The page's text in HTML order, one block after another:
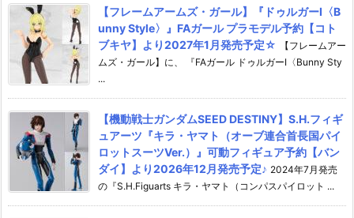
【フレームアームズ・ガール】『ドゥルガーI〈B
unny Style〉』FAガール プラモデル予約【コト
ブキヤ】より2027年1月発売予定☆
【フレームアー
ムズ・ガール】に、 『FAガール ドゥルガーI〈Bunny Sty
...
【機動戦士ガンダムSEED DESTINY】S.H.フィギ
ュアーツ『キラ・ヤマト（オーブ連合首長国パイ
ロットスーツVer.）』可動フィギュア予約【バン
ダイ】より2026年12月発売予定♪ 2024年7月発売
の『S.H.Figuarts キラ・ヤマト（コンパスパイロット ...